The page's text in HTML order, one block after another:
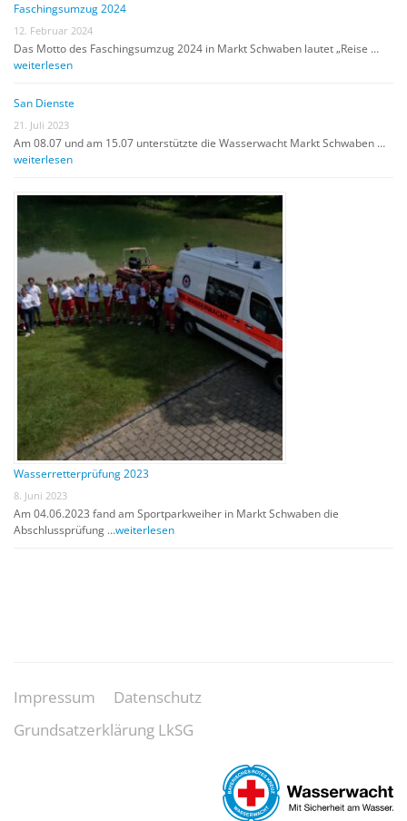
Faschingsumzug 2024
12. Februar 2024
Das Motto des Faschingsumzug 2024 in Markt Schwaben lautet „Reise …
weiterlesen
San Dienste
21. Juli 2023
Am 08.07 und am 15.07 unterstützte die Wasserwacht Markt Schwaben …
weiterlesen
Wasserretterprüfung 2023
8. Juni 2023
Am 04.06.2023 fand am Sportparkweiher in Markt Schwaben die
Abschlussprüfung …weiterlesen
Impressum
Datenschutz
Grundsatzerklärung LkSG